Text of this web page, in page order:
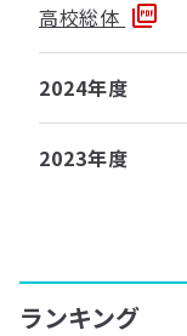
高校総体
2024年度
2023年度
ランキング